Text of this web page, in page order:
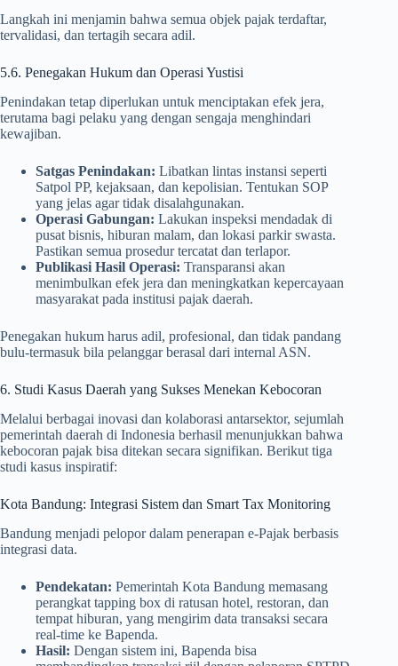
Langkah ini menjamin bahwa semua objek pajak terdaftar,
tervalidasi, dan tertagih secara adil.
5.6. Penegakan Hukum dan Operasi Yustisi
Penindakan tetap diperlukan untuk menciptakan efek jera,
terutama bagi pelaku yang dengan sengaja menghindari
kewajiban.
Satgas Penindakan: Libatkan lintas instansi seperti
Satpol PP, kejaksaan, dan kepolisian. Tentukan SOP
yang jelas agar tidak disalahgunakan.
Operasi Gabungan: Lakukan inspeksi mendadak di
pusat bisnis, hiburan malam, dan lokasi parkir swasta.
Pastikan semua prosedur tercatat dan terlapor.
Publikasi Hasil Operasi: Transparansi akan
menimbulkan efek jera dan meningkatkan kepercayaan
masyarakat pada institusi pajak daerah.
Penegakan hukum harus adil, profesional, dan tidak pandang
bulu-termasuk bila pelanggar berasal dari internal ASN.
6. Studi Kasus Daerah yang Sukses Menekan Kebocoran
Melalui berbagai inovasi dan kolaborasi antarsektor, sejumlah
pemerintah daerah di Indonesia berhasil menunjukkan bahwa
kebocoran pajak bisa ditekan secara signifikan. Berikut tiga
studi kasus inspiratif:
Kota Bandung: Integrasi Sistem dan Smart Tax Monitoring
Bandung menjadi pelopor dalam penerapan e-Pajak berbasis
integrasi data.
Pendekatan: Pemerintah Kota Bandung memasang
perangkat tapping box di ratusan hotel, restoran, dan
tempat hiburan, yang mengirim data transaksi secara
real-time ke Bapenda.
Hasil: Dengan sistem ini, Bapenda bisa